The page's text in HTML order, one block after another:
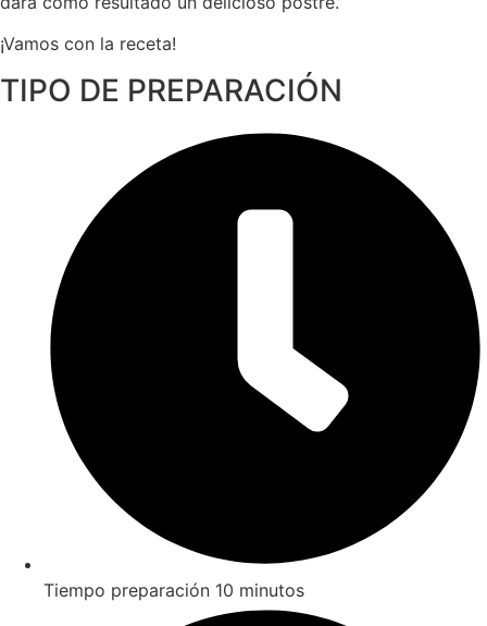
¡Vamos con la receta!
TIPO DE PREPARACIÓN
Tiempo preparación 10 minutos